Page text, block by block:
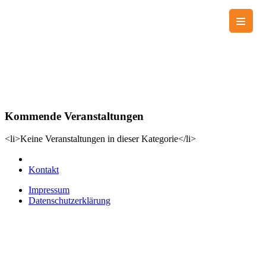
KjG Heilig Geist Münster
Katholische junge Gemeinde
Kommende Veranstaltungen
<li>Keine Veranstaltungen in dieser Kategorie</li>
Kontakt
Impressum
Datenschutzerklärung